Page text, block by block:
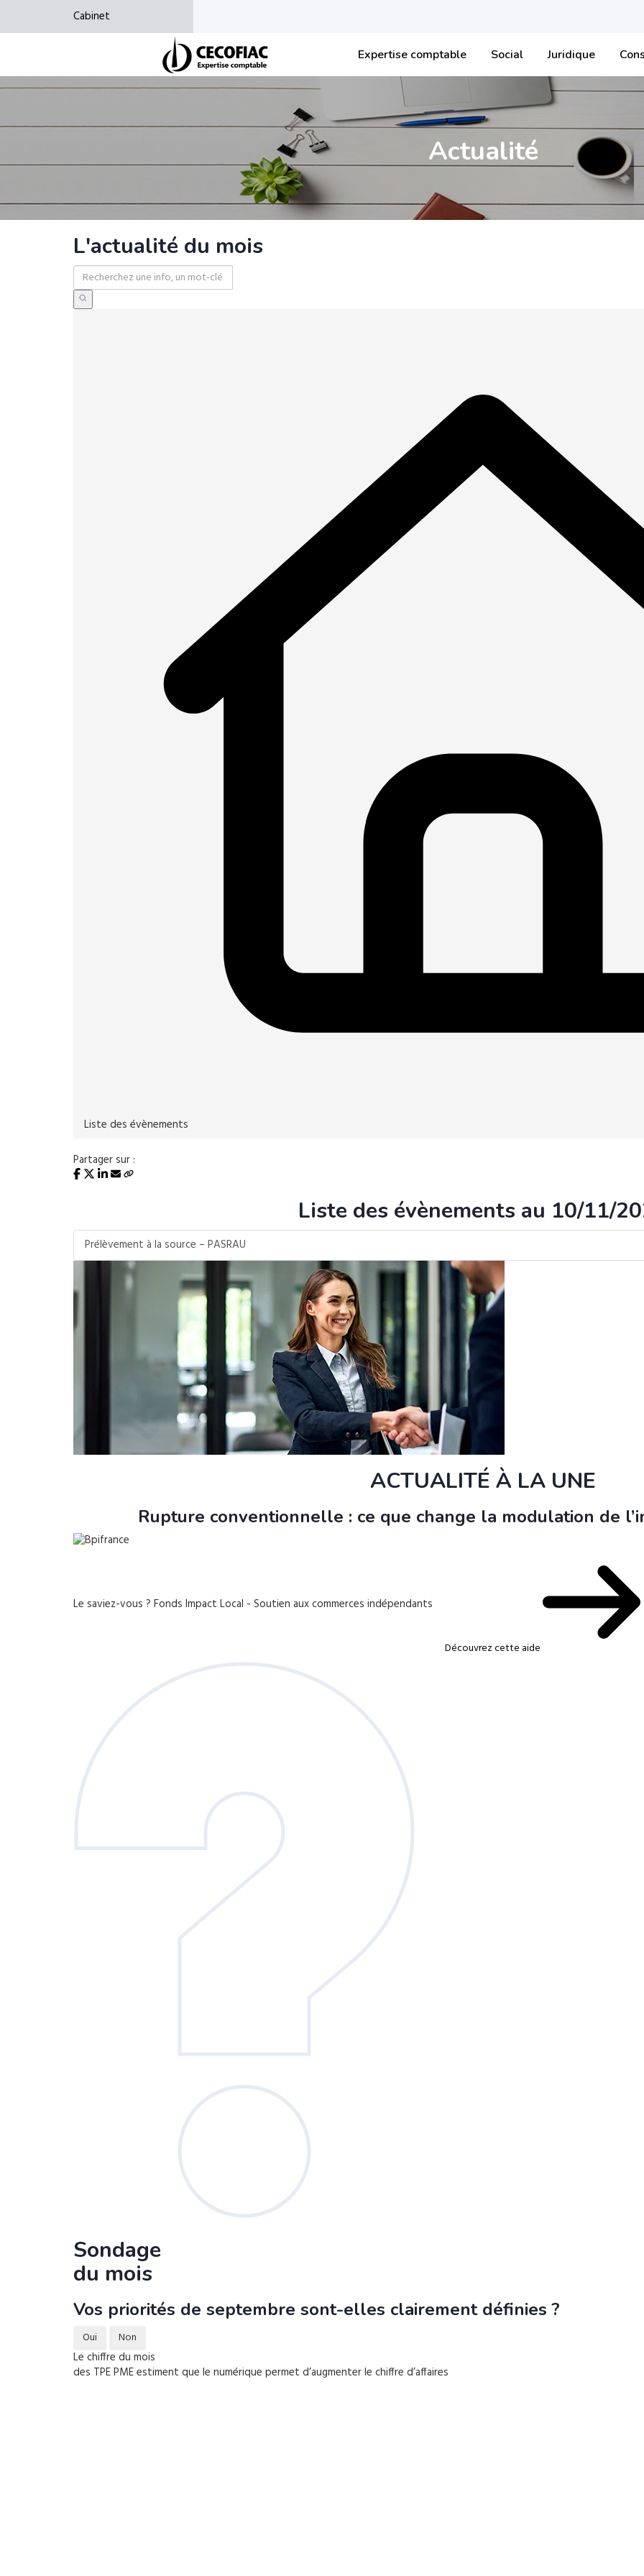
Cabinet
Expertise comptable Social Juridique
Actualité
L'actualité du mois
Liste des évènements
Partager sur :
Liste des évènements au 10/11/
Prélèvement à la source – PASRAU
ACTUALITÉ À LA UNE
Rupture conventionnelle : ce que change la modulation de
Le saviez-vous ? Fonds Impact Local - Soutien aux commerces indépendants
Découvrez cette aide
Sondage
du mois
Vos priorités de septembre sont-elles clairement définies ?
Oui Non
Le chiffre du mois
des TPE PME estiment que le numérique permet d’augmenter le chiffre d’affaires